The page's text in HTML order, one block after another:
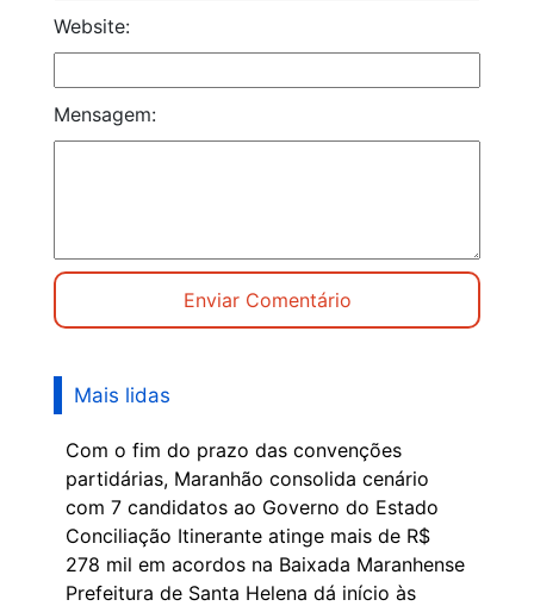
Website:
Mensagem:
Mais lidas
Com o fim do prazo das convenções
partidárias, Maranhão consolida cenário
com 7 candidatos ao Governo do Estado
Conciliação Itinerante atinge mais de R$
278 mil em acordos na Baixada Maranhense
Prefeitura de Santa Helena dá início às